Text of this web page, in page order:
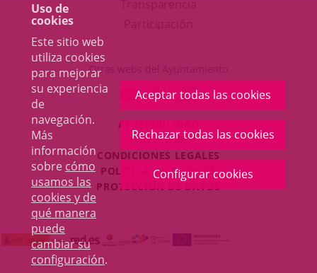
Uso de
cookies
Este sitio web
utiliza cookies
para mejorar
su experiencia
de
navegación.
Más
información
sobre cómo
usamos las
cookies y de
qué manera
puede
cambiar su
configuración.
Aceptar todas las cookies
Rechazar todas las cookies
Configurar cookies
ventana
nueva.
Otras webs del Ayuntamiento
ENLACE
A
UNA
APLICACIÓN
EXTERNA.
ENLACE
A
UNA
APLICACIÓN
EXTERNA.
ENLACE
A
UNA
APLICACIÓN
EXTERNA.
ACCESIBILIDAD
MAPA WEB
CONDICIONES LEGALES
POLÍTICA DE COOKIES
PROTECCIÓN DE DATOS